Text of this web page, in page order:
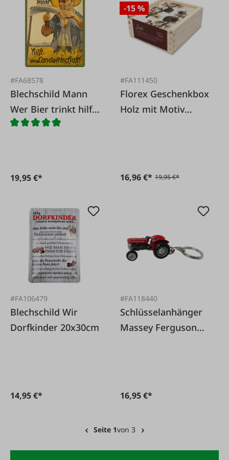
#FA68578
Blechschild Mann
Wer Bier trinkt hilft
der Landwirtschaft
19,95 €*
-15 %
#FA111450
Florex Geschenkbox
Holz mit Motiv
16,96 €* 19,95 €*
#FA106479
Blechschild Wir
Dorfkinder 20x30cm
14,95 €*
#FA118440
Schlüsselanhänger
Massey Ferguson
16,95 €*
Seite 1von 3